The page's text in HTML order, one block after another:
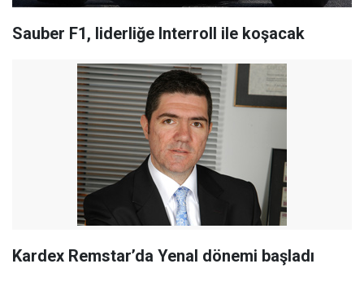
Sauber F1, liderliğe Interroll ile koşacak
Kardex Remstar’da Yenal dönemi başladı